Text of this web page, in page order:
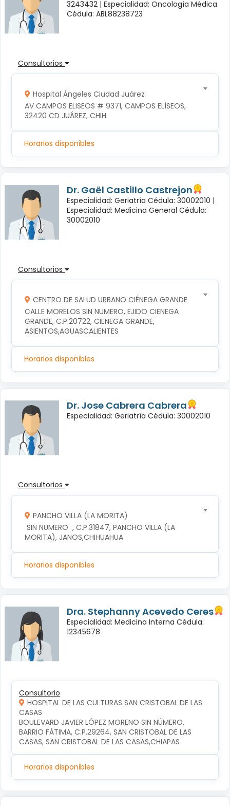
3243432 | Especialidad: Oncología Médica
Cédula: ABL88238723
Consultorios
Hospital Ángeles Ciudad Juárez
AV CAMPOS ELISEOS # 9371, CAMPOS ELÍSEOS,
32420 CD JUÁREZ, CHIH
Horarios disponibles
Dr. Gaël Castillo Castrejon
Especialidad: Geriatría Cédula: 30002010 |
Especialidad: Medicina General Cédula:
30002010
Consultorios
CENTRO DE SALUD URBANO CIÉNEGA GRANDE
CALLE MORELOS SIN NUMERO, EJIDO CIENEGA
GRANDE, C.P.20722, CIENEGA GRANDE,
ASIENTOS,AGUASCALIENTES
Horarios disponibles
Dr. Jose Cabrera Cabrera
Especialidad: Geriatría Cédula: 30002010
Consultorios
PANCHO VILLA (LA MORITA)
MORITA), JANOS,CHIHUAHUA
Horarios disponibles
Dra. Stephanny Acevedo Ceres
Especialidad: Medicina Interna Cédula:
12345678
Consultorio
HOSPITAL DE LAS CULTURAS SAN CRISTOBAL DE LAS
CASAS
BOULEVARD JAVIER LÓPEZ MORENO SIN NÚMERO,
BARRIO FÁTIMA, C.P.29264, SAN CRISTOBAL DE LAS
CASAS, SAN CRISTOBAL DE LAS CASAS,CHIAPAS
Horarios disponibles